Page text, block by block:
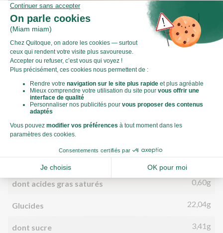
Comment préparer du gingembre ?
Valeurs nutritionnelles
Par personne Pour 100g
Énergie (kJ)
Énergie (kCal)
3,59g
dont acides gras saturés 0,60g
Glucides 22,04g
dont sucre 3,41g